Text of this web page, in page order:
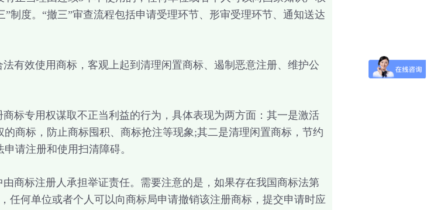
制度。“撤三”审查流程包括申请受理环节、形审受理环节、通知送达
效使用商标，客观上起到清理闲置商标、遏制恶意注册、维护公
专用权谋取不正当利益的行为，具体表现为两方面：其一是激活
商标，防止商标囤积、商标抢注等现象;其二是清理闲置商标，节约
请注册和使用扫清障碍。
标注册人承担举证责任。需要注意的是，如果存在我国商标法第
任何单位或者个人可以向商标局申请撤销该注册商标，提交申请时应